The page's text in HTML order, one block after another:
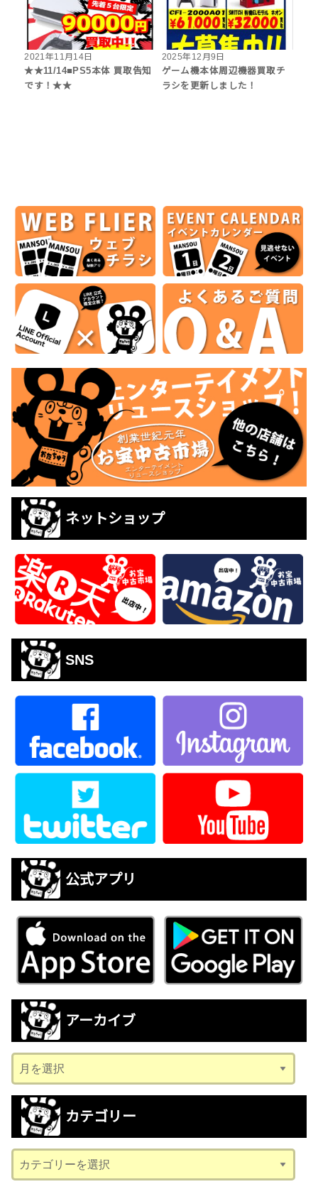
2021年11月14日
★★11/14■PS5本体 買取告知
です！★★
2025年12月9日
ゲーム機本体周辺機器買取チ
ラシを更新しました！
ネットショップ
SNS
公式アプリ
アーカイブ
ー
カ
ブ
カテゴリー
テ